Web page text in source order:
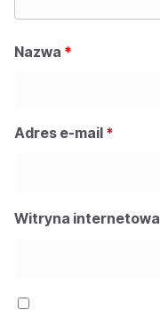
Nazwa *
Adres e-mail *
Witryna internetowa